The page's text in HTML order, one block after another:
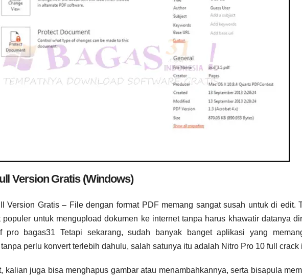
Version Gratis (Windows)
Version Gratis – File dengan format PDF memang sangat susah untuk di edit.
untuk mengupload dokumen ke internet tanpa harus khawatir datanya
bagas31​ Tetapi sekarang, sudah banyak banget aplikasi yang
perlu konvert terlebih dahulu, salah satunya itu adalah Nitro Pro 10 full crack
kalian juga bisa menghapus gambar atau menambahkannya, serta bisapula